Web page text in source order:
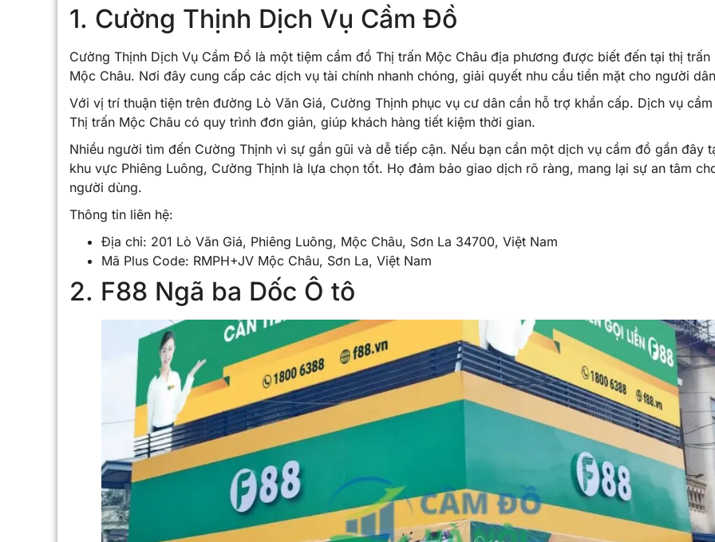
1. Cường Thịnh Dịch Vụ Cầm Đồ
Cường Thịnh Dịch Vụ Cầm Đồ là một tiệm cầm đồ Thị trấn Mộc Châu địa phương được biết đến tại thị trấn
Mộc Châu. Nơi đây cung cấp các dịch vụ tài chính nhanh chóng, giải quyết nhu cầu tiền mặt cho người
Với vị trí thuận tiện trên đường Lò Văn Giá, Cường Thịnh phục vụ cư dân cần hỗ trợ khẩn cấp. Dịch vụ
Thị trấn Mộc Châu có quy trình đơn giản, giúp khách hàng tiết kiệm thời gian.
Nhiều người tìm đến Cường Thịnh vì sự gần gũi và dễ tiếp cận. Nếu bạn cần một dịch vụ cầm đồ gần đây
khu vực Phiêng Luông, Cường Thịnh là lựa chọn tốt. Họ đảm bảo giao dịch rõ ràng, mang lại sự an tâm
người dùng.
Thông tin liên hệ:
Địa chỉ: 201 Lò Văn Giá, Phiêng Luông, Mộc Châu, Sơn La 34700, Việt Nam
Mã Plus Code: RMPH+JV Mộc Châu, Sơn La, Việt Nam
2. F88 Ngã ba Dốc Ô tô